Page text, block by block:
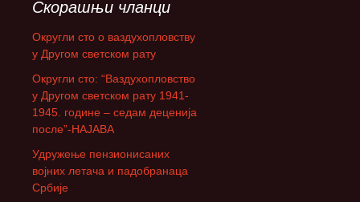
а
г
а
:
Скорашњи чланци
Округли сто о ваздухопловству
у Другом светском рату
Округли сто: “Ваздухопловство
у Другом светском рату 1941-
1945. године – седам деценија
после”-НАЈАВА
Удружење пензионисаних
војних летача и падобранаца
Србије